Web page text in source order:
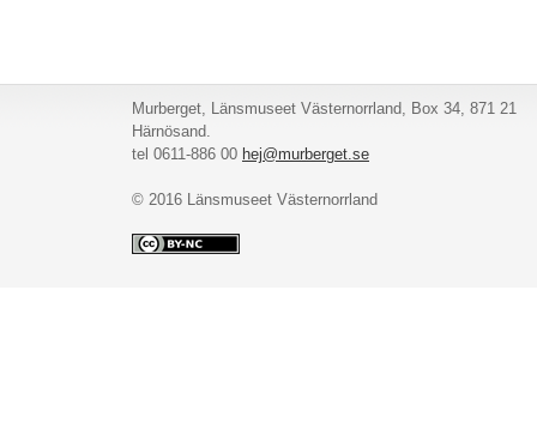
Murberget, Länsmuseet Västernorrland, Box 34, 871 21
Härnösand.
tel 0611-886 00 hej@murberget.se
© 2016 Länsmuseet Västernorrland